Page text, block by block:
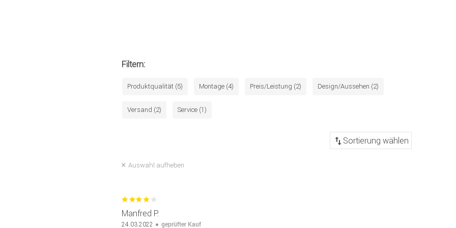
Filtern:
Produktqualität (5) Montage (4) Preis/Leistung (2) Design/Aussehen (2)
Versand (2) Service (1)
Auswahl aufheben
Manfred P.
24.03.2022 geprüfter Kauf